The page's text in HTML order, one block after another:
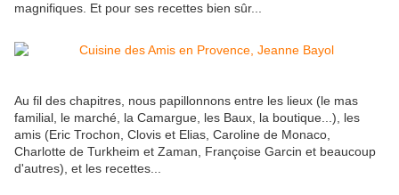
magnifiques. Et pour ses recettes bien sûr...
Au fil des chapitres, nous papillonnons entre les lieux (le mas
familial, le marché, la Camargue, les Baux, la boutique...), les
amis (Eric Trochon, Clovis et Elias, Caroline de Monaco,
Charlotte de Turkheim et Zaman, Françoise Garcin et beaucoup
d'autres), et les recettes...